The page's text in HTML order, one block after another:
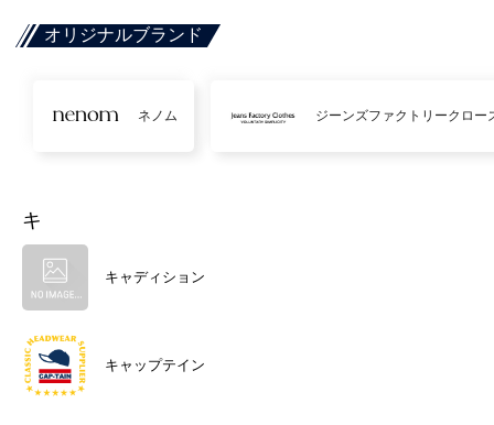
オリジナルブランド
ネノム ジーンズファクトリークロー
キ
キャディション
キャップテイン